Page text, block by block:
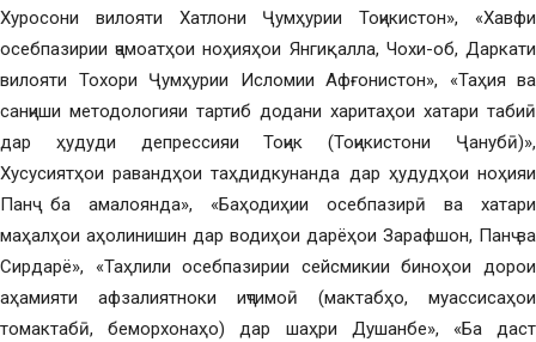
Хуросони вилояти Хатлони Ҷумҳурии Тоҷикистон», «Хавфи
осебпазирии ҷамоатҳои ноҳияҳои Янгиқалла, Чохи-об, Даркати
вилояти Тохори Ҷумҳурии Исломии Афғонистон», «Таҳия ва
санҷиши методологияи тартиб додани харитаҳои хатари табиӣ
дар ҳудуди депрессияи Тоҷик (Тоҷикистони Ҷанубӣ)»,
Хусусиятҳои равандҳои таҳдидкунанда дар ҳудудҳои ноҳияи
Панҷ ба амалоянда», «Баҳодиҳии осебпазирӣ ва хатари
маҳалҳои аҳолинишин дар водиҳои дарёҳои Зарафшон, Панҷ ва
Сирдарё», «Таҳлили осебпазирии сейсмикии биноҳои дорои
аҳамияти афзалиятноки иҷтимоӣ (мактабҳо, муассисаҳои
томактабӣ, беморхонаҳо) дар шаҳри Душанбе», «Ба даст